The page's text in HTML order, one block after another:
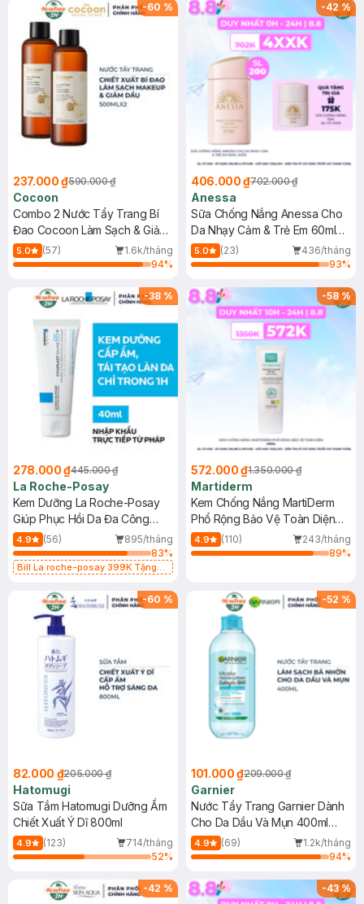
-60 %
237.000 ₫590.000 ₫
Cocoon
Combo 2 Nước Tẩy Trang Bí
Đao Cocoon Làm Sạch & Giảm
Dầu 500ml
5.0 (57)
1.6k/tháng
94%
-42%
406.000 ₫702.000 ₫
Anessa
Sữa Chống Nắng Anessa Cho
Da Nhạy Cảm & Trẻ Em 60ml
(Mới)
5.0 (23)
436/tháng
93%
-38 %
278.000 ₫445.000 ₫
La Roche-Posay
Kem Dưỡng La Roche-Posay
Giúp Phục Hồi Da Đa Công
Dụng 40ml
4.9 (56)
895/tháng
83%
Bill La roche-posay 399K Tặng
(SL có hạn)
-58%
572.000 ₫1.350.000 ₫
Martiderm
Kem Chống Nắng MartiDerm
Phổ Rộng Bảo Vệ Toàn Diện
40ml
4.9 (110)
243/tháng
89%
-60 %
82.000 ₫205.000 ₫
Hatomugi
Sữa Tắm Hatomugi Dưỡng Ẩm
Chiết Xuất Ý Dĩ 800ml
4.9 (123)
714/tháng
52%
-52 %
101.000 ₫209.000 ₫
Garnier
Nước Tẩy Trang Garnier Dành
Cho Da Dầu Và Mụn 400ml
(Mới)
4.9 (69)
1.2k/tháng
94%
-42 % -43%